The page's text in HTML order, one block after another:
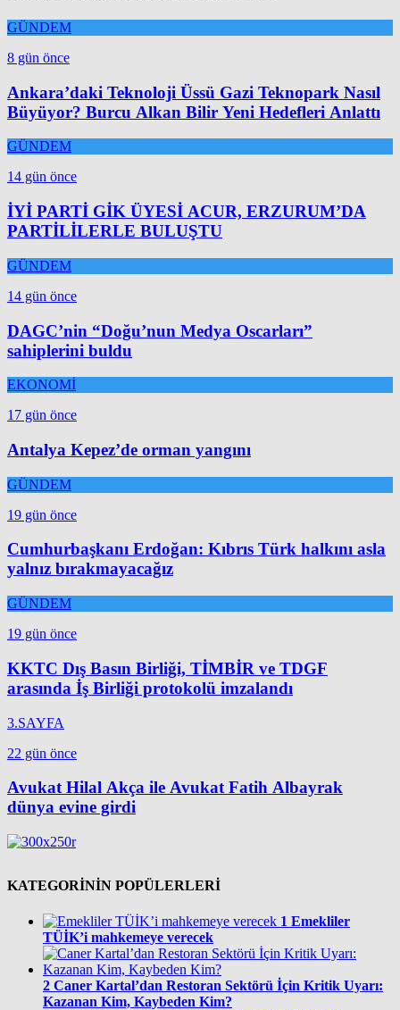
GÜNDEM
8 gün önce
Ankara’daki Teknoloji Üssü Gazi Teknopark Nasıl
Büyüyor? Burcu Alkan Bilir Yeni Hedefleri Anlattı
GÜNDEM
14 gün önce
İYİ PARTİ GİK ÜYESİ ACUR, ERZURUM’DA
PARTİLİLERLE BULUŞTU
GÜNDEM
14 gün önce
DAGC’nin “Doğu’nun Medya Oscarları”
sahiplerini buldu
EKONOMİ
17 gün önce
Antalya Kepez’de orman yangını
GÜNDEM
19 gün önce
Cumhurbaşkanı Erdoğan: Kıbrıs Türk halkını asla
yalnız bırakmayacağız
GÜNDEM
19 gün önce
KKTC Dış Basın Birliği, TİMBİR ve TDGF
arasında İş Birliği protokolü imzalandı
3.SAYFA
22 gün önce
Avukat Hilal Akça ile Avukat Fatih Albayrak
dünya evine girdi
KATEGORİNİN POPÜLERLERİ
1 Emekliler
TÜİK’i mahkemeye verecek
2 Caner Kartal’dan Restoran Sektörü İçin Kritik Uyarı:
Kazanan Kim, Kaybeden Kim?